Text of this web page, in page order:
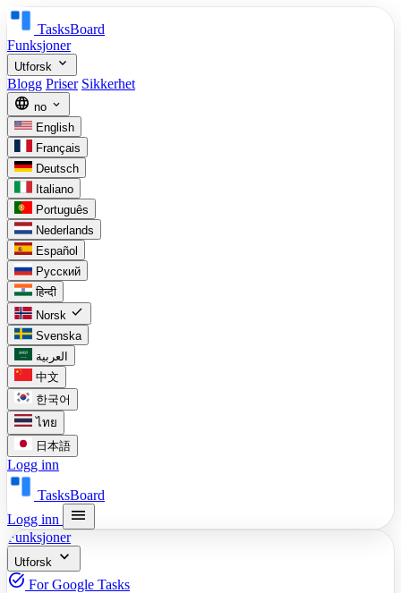
TasksBoard
Funksjoner
Utforsk expand_more
Blogg Priser Sikkerhet
language no expand_more
English
Français
Deutsch
Italiano
Português
Nederlands
Español
Русский
हिन्दी
Norsk check
Svenska
العربية
中文
한국어
ไทย
日本語
Logg inn
TasksBoard
Logg inn
menu
Funksjoner
Utforsk expand_more
task_alt For Google Tasks